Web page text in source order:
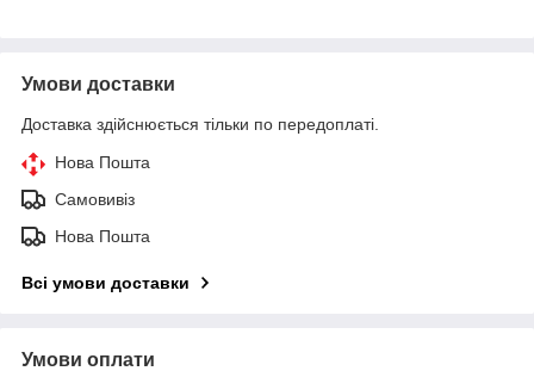
Умови доставки
Доставка здійснюється тільки по передоплаті.
Нова Пошта
Самовивіз
Нова Пошта
Всі умови доставки
Умови оплати